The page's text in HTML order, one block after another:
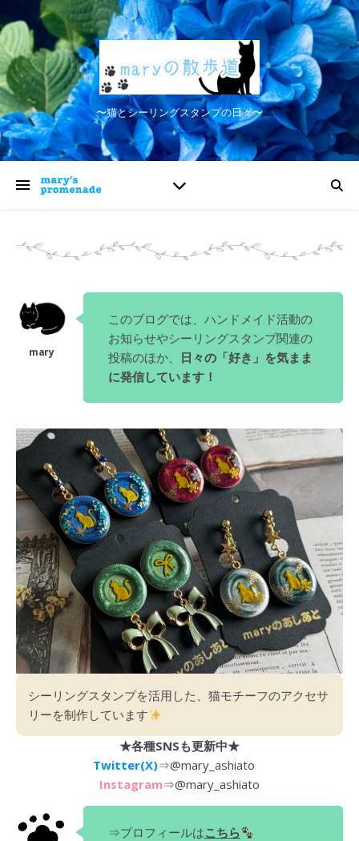
〜猫とシーリングスタンプの日々〜
このブログでは、ハンドメイド活動の
お知らせやシーリングスタンプ関連の
投稿のほか、 日々の「好き」を気まま
に発信しています！
シーリングスタンプを活用した、猫モチーフのアクセサ
リーを制作しています
★各種SNSも更新中★
Twitter(X)⇒@mary_ashiato
Instagram⇒@mary_ashiato
⇒プロフィールはこちら